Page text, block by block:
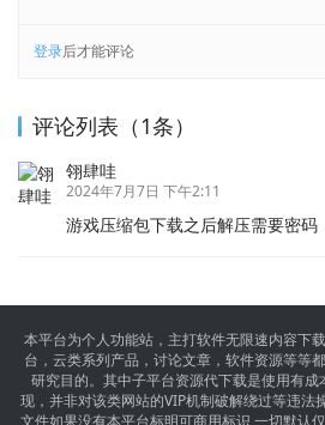
登录后才能评论
评论列表（1条）
翎肆哇
2024年7月7日 下午2:11
游戏压缩包下载之后解压需要密码
本平台为个人功能站，主打软件无限速内容下
台，云类系列产品，讨论文章，软件资源等等
研究目的。其中子平台资源代下载是使用有
现，并非对该类网站的VIP机制破解绕过等违法
文件如果没有本平台标明可商用标识,一切默认